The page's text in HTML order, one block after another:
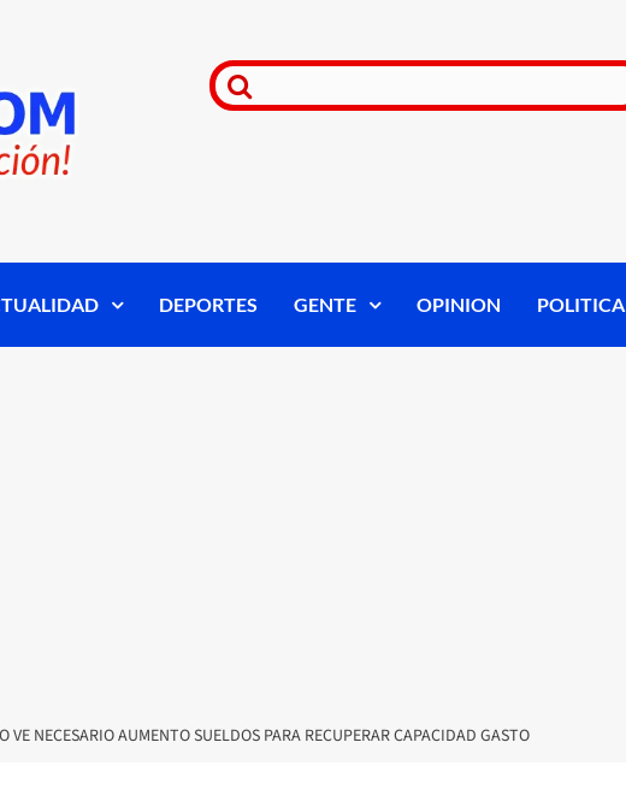
DEPORTES GENTE OPINION POLITICA
VE NECESARIO AUMENTO SUELDOS PARA RECUPERAR CAPACIDAD GASTO